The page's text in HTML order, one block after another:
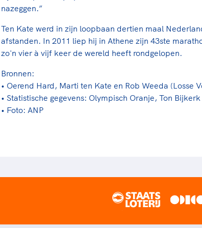
nazeggen.”
Ten Kate werd in zijn loopbaan dertien maal
afstanden. In 2011 liep hij in Athene zijn 43ste
zo'n vier à vijf keer de wereld heeft rondgelopen.
Bronnen:
• Oerend Hard, Marti ten Kate en Rob Weeda (Losse
• Statistische gegevens: Olympisch Oranje, Ton
• Foto: ANP